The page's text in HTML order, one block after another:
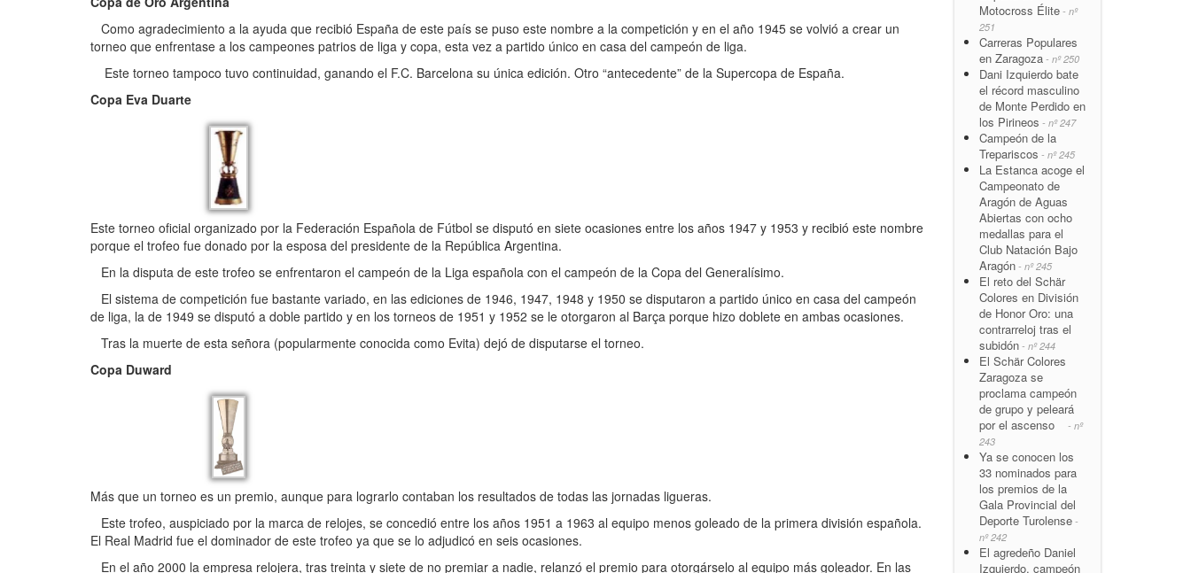
Como agradecimiento a la ayuda que recibió España de este país se puso este nombre a la competición y en el año 1945 se volvió a crear un
torneo que enfrentase a los campeones patrios de liga y copa, esta vez a partido único en casa del campeón de liga.
Este torneo tampoco tuvo continuidad, ganando el F.C. Barcelona su única edición. Otro “antecedente” de la Supercopa de España.
Copa Eva Duarte
Este torneo oficial organizado por la Federación Española de Fútbol se disputó en siete ocasiones entre los años 1947 y 1953 y recibió este nombre
porque el trofeo fue donado por la esposa del presidente de la República Argentina.
En la disputa de este trofeo se enfrentaron el campeón de la Liga española con el campeón de la Copa del Generalísimo.
El sistema de competición fue bastante variado, en las ediciones de 1946, 1947, 1948 y 1950 se disputaron a partido único en casa del campeón
de liga, la de 1949 se disputó a doble partido y en los torneos de 1951 y 1952 se le otorgaron al Barça porque hizo doblete en ambas ocasiones.
Tras la muerte de esta señora (popularmente conocida como Evita) dejó de disputarse el torneo.
Copa Duward
Más que un torneo es un premio, aunque para lograrlo contaban los resultados de todas las jornadas ligueras.
Este trofeo, auspiciado por la marca de relojes, se concedió entre los años 1951 a 1963 al equipo menos goleado de la primera división española.
El Real Madrid fue el dominador de este trofeo ya que se lo adjudicó en seis ocasiones.
En el año 2000 la empresa relojera, tras treinta y siete de no premiar a nadie, relanzó el premio para otorgárselo al equipo más goleador. En las
Motocross Élite - nº
251
Carreras Populares
en Zaragoza - nº 250
Dani Izquierdo bate
el récord masculino
de Monte Perdido en
los Pirineos - nº 247
Campeón de la
Trepariscos - nº 245
La Estanca acoge el
Campeonato de
Aragón de Aguas
Abiertas con ocho
medallas para el
Club Natación Bajo
Aragón - nº 245
El reto del Schär
Colores en División
de Honor Oro: una
contrarreloj tras el
subidón - nº 244
El Schär Colores
Zaragoza se
proclama campeón
de grupo y peleará
por el ascenso
- nº
243
Ya se conocen los
33 nominados para
los premios de la
Gala Provincial del
Deporte Turolense -
nº 242
El agredeño Daniel
Izquierdo, campeón